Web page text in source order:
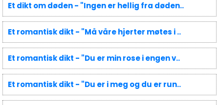
Et dikt om døden - "Ingen er hellig fra døden..
Et romantisk dikt - "Må våre hjerter møtes i ..
Et romantisk dikt - "Du er min rose i engen v..
Et romantisk dikt - "Du er i meg og du er run..